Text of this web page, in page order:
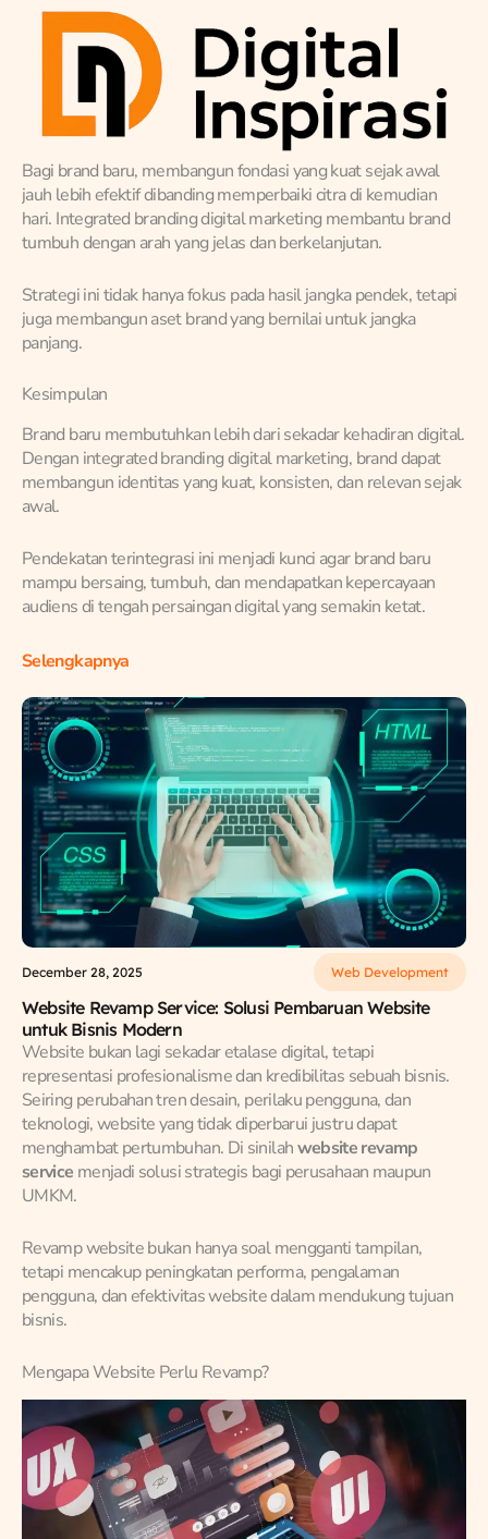
Bagi brand baru, membangun fondasi yang kuat sejak awal
jauh lebih efektif dibanding memperbaiki citra di kemudian
hari. Integrated branding digital marketing membantu brand
tumbuh dengan arah yang jelas dan berkelanjutan.
Strategi ini tidak hanya fokus pada hasil jangka pendek, tetapi
juga membangun aset brand yang bernilai untuk jangka
panjang.
Kesimpulan
Brand baru membutuhkan lebih dari sekadar kehadiran digital.
Dengan integrated branding digital marketing, brand dapat
membangun identitas yang kuat, konsisten, dan relevan sejak
awal.
Pendekatan terintegrasi ini menjadi kunci agar brand baru
mampu bersaing, tumbuh, dan mendapatkan kepercayaan
audiens di tengah persaingan digital yang semakin ketat.
Selengkapnya
December 28, 2025 Web Development
Website Revamp Service: Solusi Pembaruan Website
untuk Bisnis Modern
Website bukan lagi sekadar etalase digital, tetapi
representasi profesionalisme dan kredibilitas sebuah bisnis.
Seiring perubahan tren desain, perilaku pengguna, dan
teknologi, website yang tidak diperbarui justru dapat
menghambat pertumbuhan. Di sinilahwebsite revamp
service menjadi solusi strategis bagi perusahaan maupun
UMKM.
Revamp website bukan hanya soal mengganti tampilan,
tetapi mencakup peningkatan performa, pengalaman
pengguna, dan efektivitas website dalam mendukung tujuan
bisnis.
Mengapa Website Perlu Revamp?